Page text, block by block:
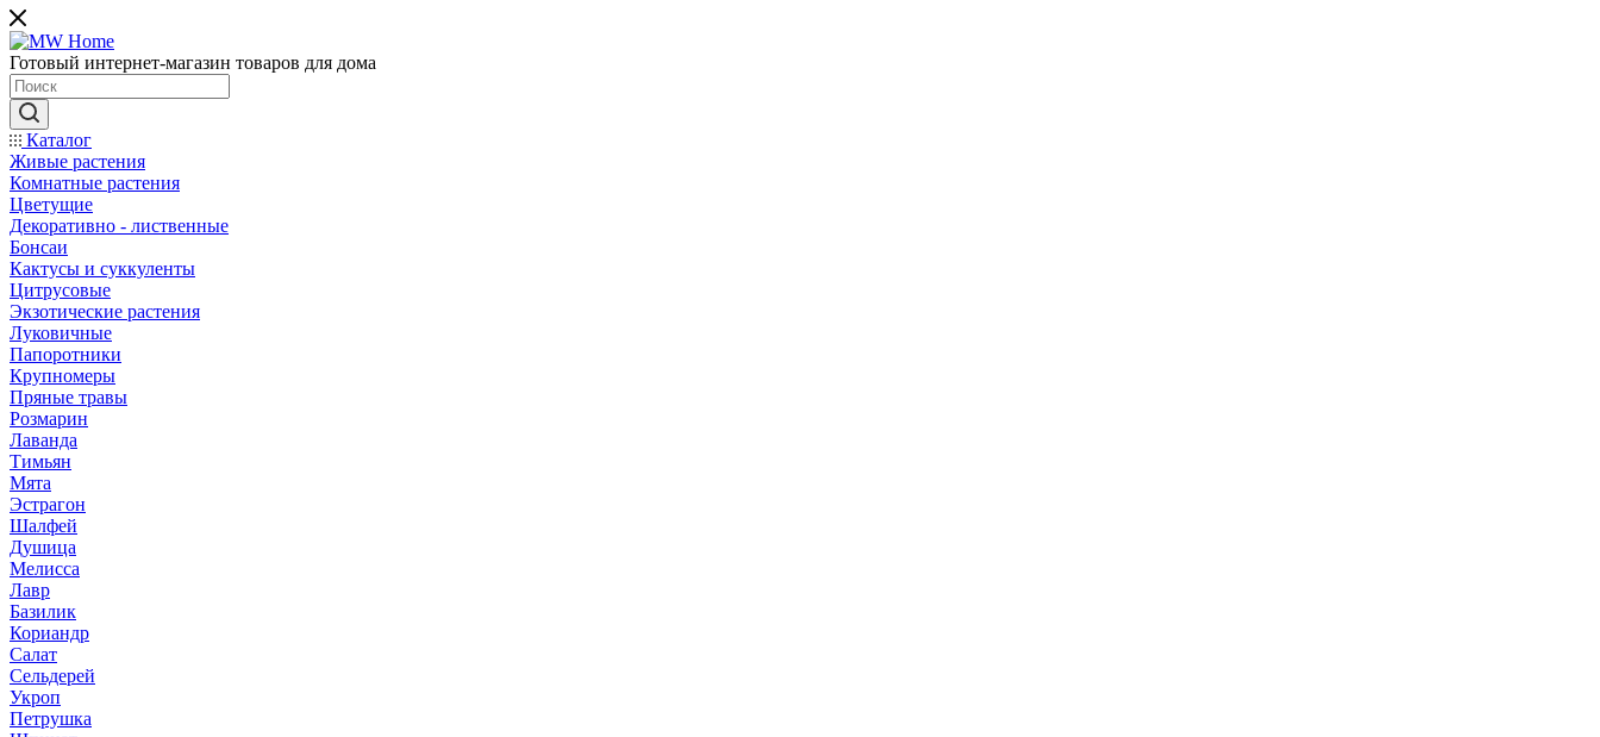
Готовый интернет-магазин товаров для дома
Каталог
Живые растения
Комнатные растения
Цветущие
Декоративно - лиственные
Бонсаи
Кактусы и суккуленты
Цитрусовые
Экзотические растения
Луковичные
Папоротники
Крупномеры
Пряные травы
Розмарин
Лаванда
Тимьян
Мята
Эстрагон
Шалфей
Душица
Мелисса
Лавр
Базилик
Кориандр
Салат
Сельдерей
Укроп
Петрушка